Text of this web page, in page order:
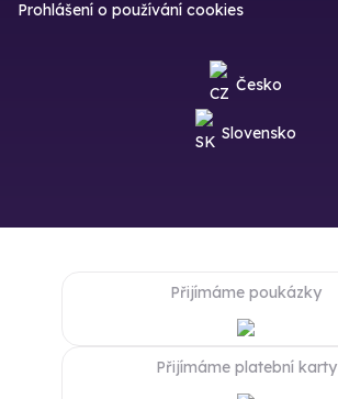
Prohlášení o používání cookies
Česko
Slovensko
Přijímáme poukázky
Přijímáme platební karty